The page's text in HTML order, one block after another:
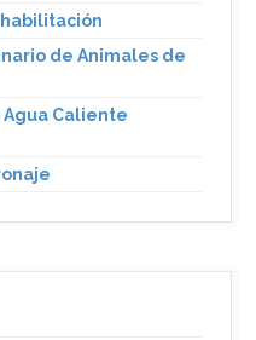
de Animales de
Caliente